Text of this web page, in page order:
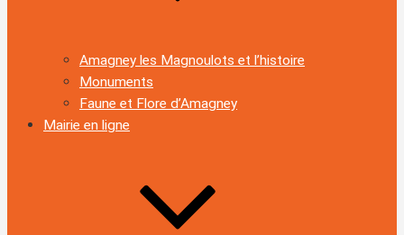
Amagney les Magnoulots et l’histoire
Monuments
Faune et Flore d’Amagney
Mairie en ligne